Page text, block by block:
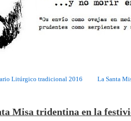
Litúrgico tradicional 2016 La Santa
Misa tridentina en la